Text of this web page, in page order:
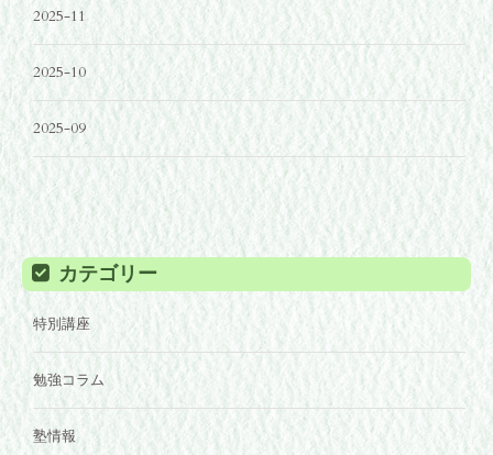
2025-11
2025-10
2025-09
カテゴリー
特別講座
勉強コラム
塾情報